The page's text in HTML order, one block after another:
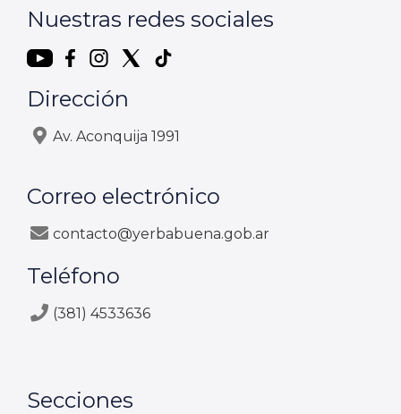
Nuestras redes sociales
Dirección
Av. Aconquija 1991
Correo electrónico
contacto@yerbabuena.gob.ar
Teléfono
(381) 4533636
Secciones